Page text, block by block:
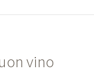
vino